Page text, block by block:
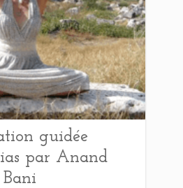
guidée
par Anand
Bani